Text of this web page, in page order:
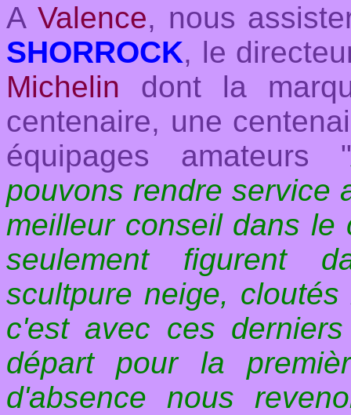
A Valence, nous
SHORROCK, le
Michelin dont la
centenaire, une
équipages amateurs
pouvons rendre service
meilleur conseil dans le
seulement figurent
scultpure neige,
c'est avec ces
départ pour la
d'absence nous